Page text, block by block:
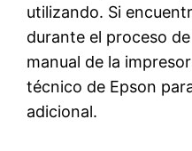
utilizando. Si
durante el proceso
manual de la
técnico de Epson
adicional.